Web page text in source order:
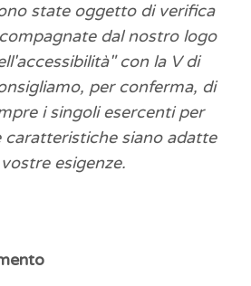
state oggetto di verifica
dal nostro logo
con la V di
per conferma, di
i singoli esercenti per
caratteristiche siano adatte
esigenze.